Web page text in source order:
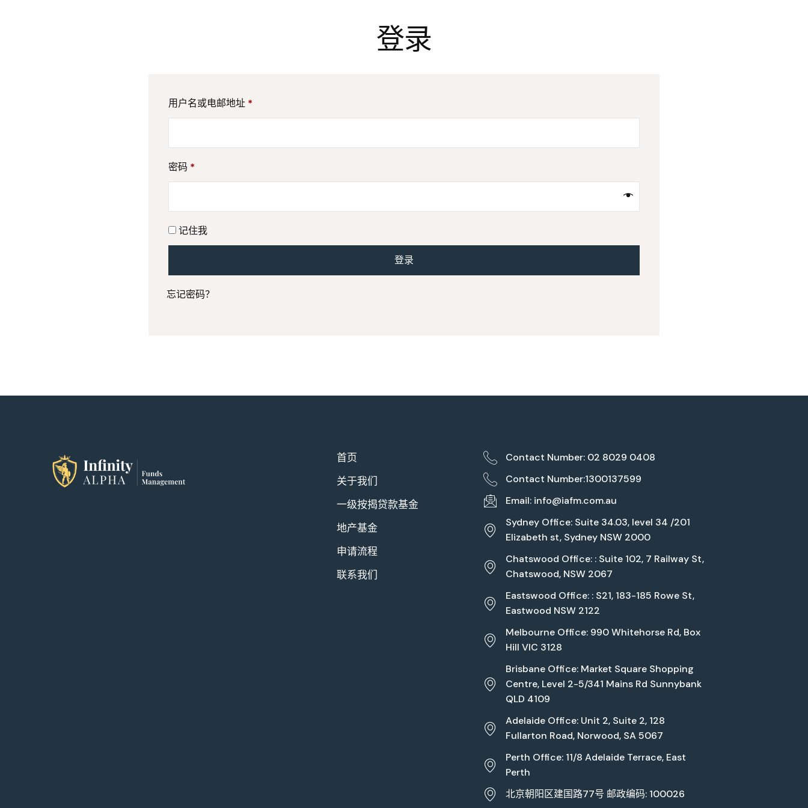
登录
用户名或电邮地址 *
密码 *
记住我
登录
忘记密码？
首页
关于我们
一级按揭贷款基金
地产基金
申请流程
联系我们
Contact Number: 02 8029 0408
Contact Number:1300137599
Email: info@iafm.com.au
Sydney Office: Suite 34.03, level 34 /201
Elizabeth st, Sydney NSW 2000
Chatswood Office: : Suite 102, 7 Railway St,
Chatswood, NSW 2067
Eastswood Office: : S21, 183-185 Rowe St,
Eastwood NSW 2122
Melbourne Office: 990 Whitehorse Rd, Box
Hill VIC 3128
Brisbane Office: Market Square Shopping
Centre, Level 2-5/341 Mains Rd Sunnybank
QLD 4109
Adelaide Office: Unit 2, Suite 2, 128
Fullarton Road, Norwood, SA 5067
Perth Office: 11/8 Adelaide Terrace, East
Perth
北京朝阳区建国路77号 邮政编码: 100026